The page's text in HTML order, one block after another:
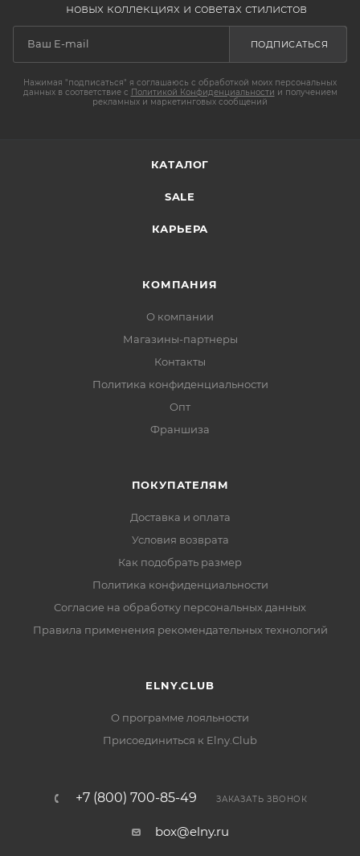
новых коллекциях и советах стилистов
ПОДПИСАТЬСЯ
Нажимая "подписаться" я соглашаюсь с обработкой моих персональных
данных в соответствие с Политикой Конфиденциальности и получением
рекламных и маркетинговых сообщений
КАТАЛОГ
SALE
КАРЬЕРА
КОМПАНИЯ
О компании
Магазины-партнеры
Контакты
Политика конфиденциальности
Опт
Франшиза
ПОКУПАТЕЛЯМ
Доставка и оплата
Условия возврата
Как подобрать размер
Политика конфиденциальности
Согласие на обработку персональных данных
Правила применения рекомендательных технологий
ELNY.CLUB
О программе лояльности
Присоединиться к Elny.Club
+7 (800) 700-85-49 ЗАКАЗАТЬ ЗВОНОК
box@elny.ru